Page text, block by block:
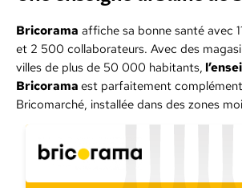
Bricorama affiche sa bonne santé avec
et 2 500 collaborateurs. Avec des
villes de plus de 50 000 habitants,
Bricorama est parfaitement
Bricomarché, installée dans des zones